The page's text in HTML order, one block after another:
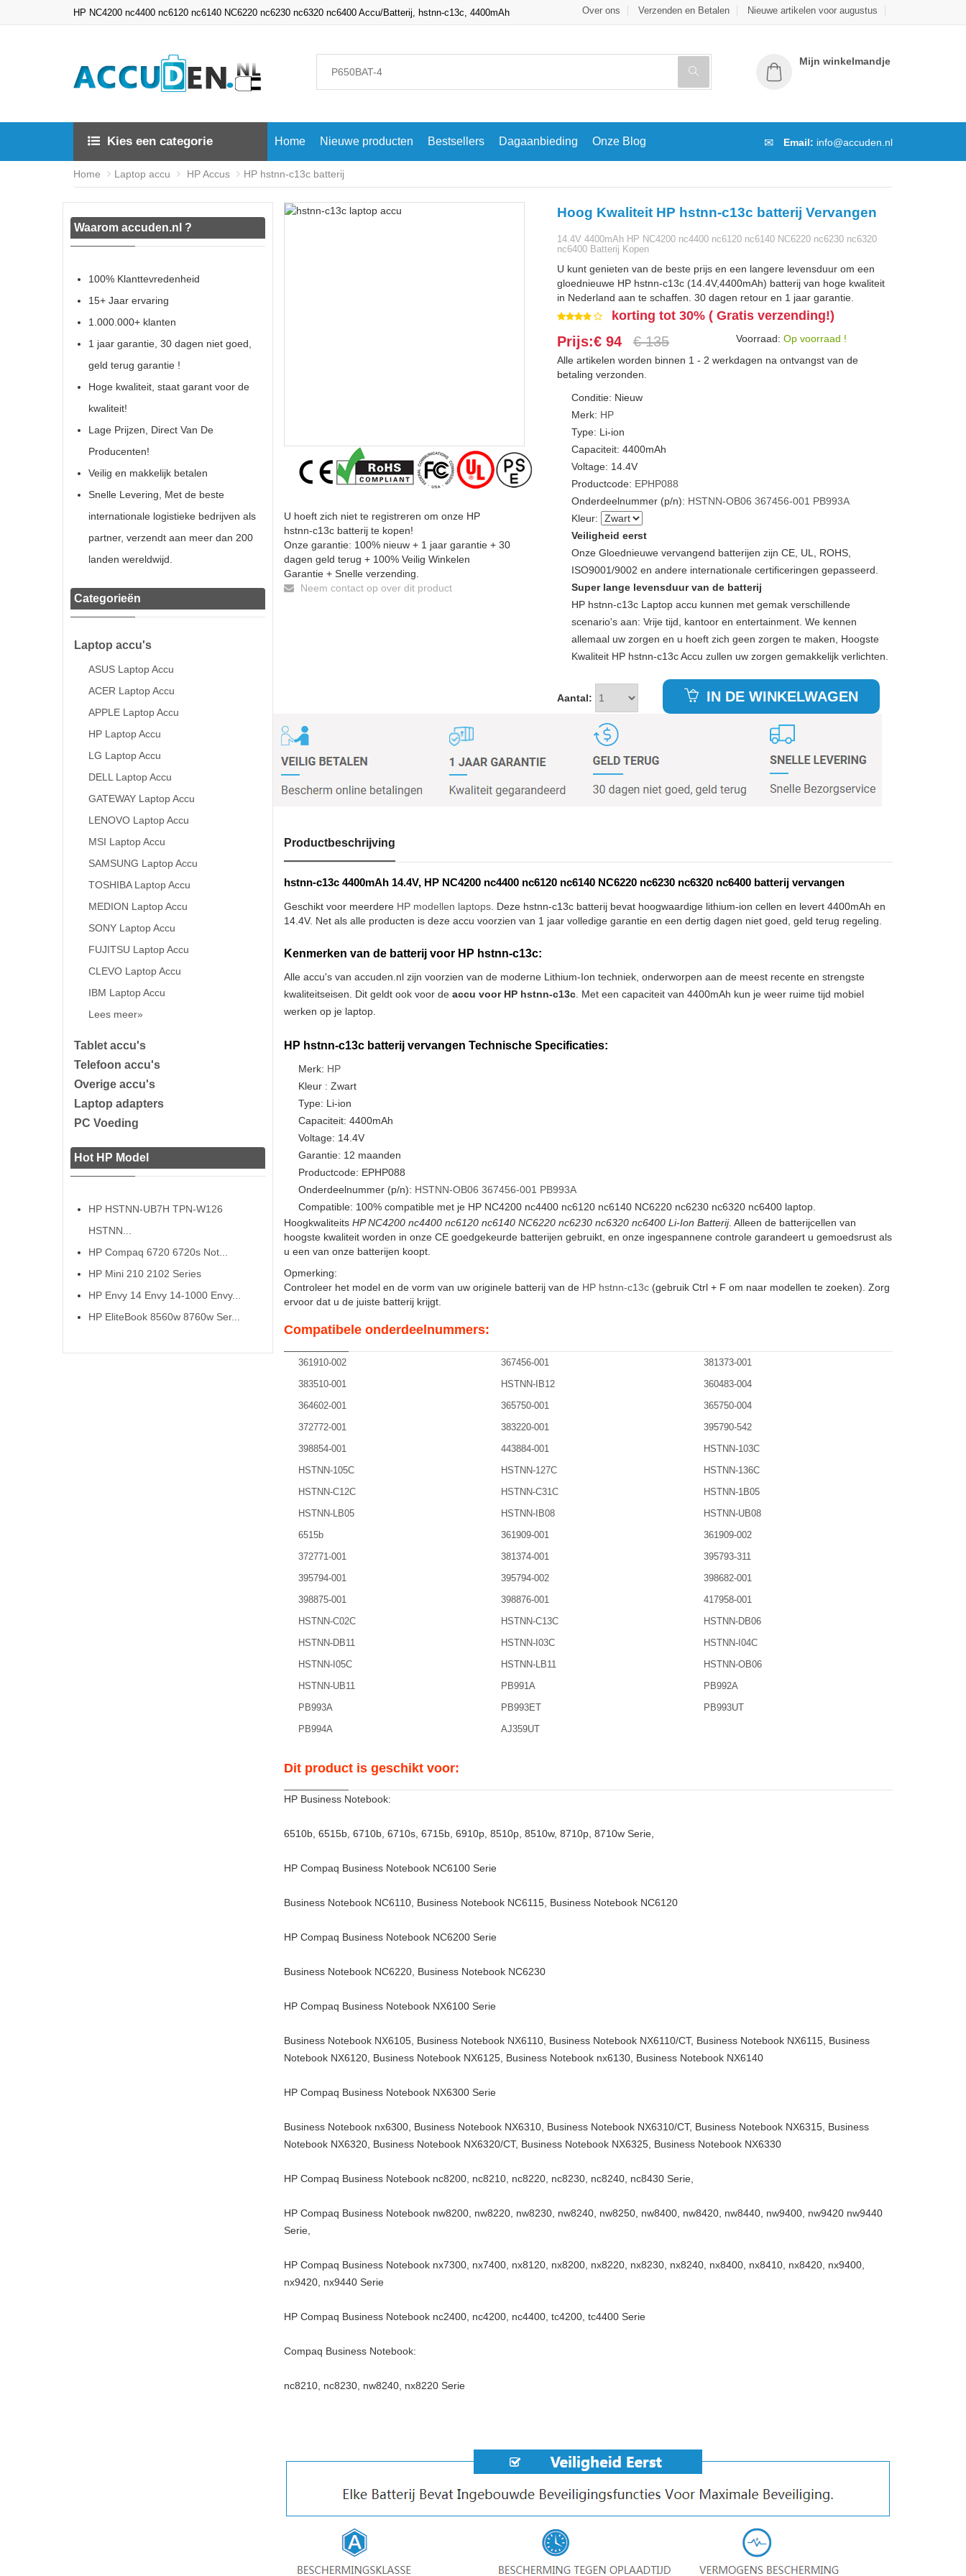
HP NC4200 nc4400 nc6120 nc6140 NC6220 nc6230 nc6320 nc6400 Accu/Batterij, hstnn-c13c, 4400mAh Over ons Verzenden en Betalen Nieuwe artikelen voor augustus
Mijn winkelmandje
Kies een categorie Home Nieuwe producten Bestsellers Dagaanbieding Onze Blog Email: info@accuden.nl
Home Laptop accu HP Accus HP hstnn-c13c batterij
Waarom accuden.nl ?
100% Klanttevredenheid
15+ Jaar ervaring
1.000.000+ klanten
1 jaar garantie, 30 dagen niet goed,
geld terug garantie !
Hoge kwaliteit, staat garant voor de
kwaliteit!
Lage Prijzen, Direct Van De
Producenten!
Veilig en makkelijk betalen
Snelle Levering, Met de beste
internationale logistieke bedrijven als
partner, verzendt aan meer dan 200
landen wereldwijd.
Categorieën
Laptop accu's
ASUS Laptop Accu
ACER Laptop Accu
APPLE Laptop Accu
HP Laptop Accu
LG Laptop Accu
DELL Laptop Accu
GATEWAY Laptop Accu
LENOVO Laptop Accu
MSI Laptop Accu
SAMSUNG Laptop Accu
TOSHIBA Laptop Accu
MEDION Laptop Accu
SONY Laptop Accu
FUJITSU Laptop Accu
CLEVO Laptop Accu
IBM Laptop Accu
Lees meer»
Tablet accu's
Telefoon accu's
Overige accu's
Laptop adapters
PC Voeding
Hot HP Model
HP HSTNN-UB7H TPN-W126
HSTNN...
HP Compaq 6720 6720s Not...
HP Mini 210 2102 Series
HP Envy 14 Envy 14-1000 Envy...
HP EliteBook 8560w 8760w Ser...
U hoeft zich niet te registreren om onze HP
hstnn-c13c batterij te kopen!
Onze garantie: 100% nieuw + 1 jaar garantie + 30
dagen geld terug + 100% Veilig Winkelen
Garantie + Snelle verzending.
Neem contact op over dit product
Hoog Kwaliteit HP hstnn-c13c batterij Vervangen
14.4V 4400mAh HP NC4200 nc4400 nc6120 nc6140 NC6220 nc6230 nc6320
nc6400 Batterij Kopen
U kunt genieten van de beste prijs en een langere levensduur om een
gloednieuwe HP hstnn-c13c (14.4V,4400mAh) batterij van hoge kwaliteit
in Nederland aan te schaffen. 30 dagen retour en 1 jaar garantie.
korting tot 30% ( Gratis verzending!)
Prijs:€ 94 € 135 Voorraad: Op voorraad !
Alle artikelen worden binnen 1 - 2 werkdagen na ontvangst van de
betaling verzonden.
Conditie: Nieuw
Merk: HP
Type: Li-ion
Capaciteit: 4400mAh
Voltage: 14.4V
Productcode: EPHP088
Onderdeelnummer (p/n): HSTNN-OB06 367456-001 PB993A
Kleur:
Veiligheid eerst
Onze Gloednieuwe vervangend batterijen zijn CE, UL, ROHS,
ISO9001/9002 en andere internationale certificeringen gepasseerd.
Super lange levensduur van de batterij
HP hstnn-c13c Laptop accu kunnen met gemak verschillende
scenario's aan: Vrije tijd, kantoor en entertainment. We kennen
allemaal uw zorgen en u hoeft zich geen zorgen te maken, Hoogste
Kwaliteit HP hstnn-c13c Accu zullen uw zorgen gemakkelijk verlichten.
Aantal: IN DE WINKELWAGEN
Productbeschrijving
hstnn-c13c 4400mAh 14.4V, HP NC4200 nc4400 nc6120 nc6140 NC6220 nc6230 nc6320 nc6400 batterij vervangen
Geschikt voor meerdere HP modellen laptops. Deze hstnn-c13c batterij bevat hoogwaardige lithium-ion cellen en levert 4400mAh en
14.4V. Net als alle producten is deze accu voorzien van 1 jaar volledige garantie en een dertig dagen niet goed, geld terug regeling.
Kenmerken van de batterij voor HP hstnn-c13c:
Alle accu's van accuden.nl zijn voorzien van de moderne Lithium-Ion techniek, onderworpen aan de meest recente en strengste
kwaliteitseisen. Dit geldt ook voor de accu voor HP hstnn-c13c. Met een capaciteit van 4400mAh kun je weer ruime tijd mobiel
werken op je laptop.
HP hstnn-c13c batterij vervangen Technische Specificaties:
Merk: HP
Kleur : Zwart
Type: Li-ion
Capaciteit: 4400mAh
Voltage: 14.4V
Garantie: 12 maanden
Productcode: EPHP088
Onderdeelnummer (p/n): HSTNN-OB06 367456-001 PB993A
Compatible: 100% compatible met je HP NC4200 nc4400 nc6120 nc6140 NC6220 nc6230 nc6320 nc6400 laptop.
Hoogkwaliteits HP NC4200 nc4400 nc6120 nc6140 NC6220 nc6230 nc6320 nc6400 Li-Ion Batterij. Alleen de batterijcellen van
hoogste kwaliteit worden in onze CE goedgekeurde batterijen gebruikt, en onze ingespannene controle garandeert u gemoedsrust als
u een van onze batterijen koopt.
Opmerking:
Controleer het model en de vorm van uw originele batterij van de HP hstnn-c13c(gebruik Ctrl + F om naar modellen te zoeken). Zorg
ervoor dat u de juiste batterij krijgt.
Compatibele onderdeelnummers:
361910-002 367456-001
381373-001
383510-001
HSTNN-IB12
360483-004
364602-001
365750-001
365750-004
372772-001
383220-001
395790-542
398854-001
443884-001
HSTNN-103C
HSTNN-105C
HSTNN-127C
HSTNN-136C
HSTNN-C12C
HSTNN-C31C
HSTNN-1B05
HSTNN-LB05
HSTNN-IB08
HSTNN-UB08
6515b
361909-001
361909-002
372771-001
381374-001
395793-311
395794-001
395794-002
398682-001
398875-001
398876-001
417958-001
HSTNN-C02C
HSTNN-C13C
HSTNN-DB06
HSTNN-DB11
HSTNN-I03C
HSTNN-I04C
HSTNN-I05C
HSTNN-LB11
HSTNN-OB06
HSTNN-UB11
PB991A
PB992A
PB993A
PB993ET
PB993UT
PB994A
AJ359UT
Dit product is geschikt voor:
HP Business Notebook:
6510b, 6515b, 6710b, 6710s, 6715b, 6910p, 8510p, 8510w, 8710p, 8710w Serie,
HP Compaq Business Notebook NC6100 Serie
Business Notebook NC6110, Business Notebook NC6115, Business Notebook NC6120
HP Compaq Business Notebook NC6200 Serie
Business Notebook NC6220, Business Notebook NC6230
HP Compaq Business Notebook NX6100 Serie
Business Notebook NX6105, Business Notebook NX6110, Business Notebook NX6110/CT, Business Notebook NX6115, Business
Notebook NX6120, Business Notebook NX6125, Business Notebook nx6130, Business Notebook NX6140
HP Compaq Business Notebook NX6300 Serie
Business Notebook nx6300, Business Notebook NX6310, Business Notebook NX6310/CT, Business Notebook NX6315, Business
Notebook NX6320, Business Notebook NX6320/CT, Business Notebook NX6325, Business Notebook NX6330
HP Compaq Business Notebook nc8200, nc8210, nc8220, nc8230, nc8240, nc8430 Serie,
HP Compaq Business Notebook nw8200, nw8220, nw8230, nw8240, nw8250, nw8400, nw8420, nw8440, nw9400, nw9420 nw9440
Serie,
HP Compaq Business Notebook nx7300, nx7400, nx8120, nx8200, nx8220, nx8230, nx8240, nx8400, nx8410, nx8420, nx9400,
nx9420, nx9440 Serie
HP Compaq Business Notebook nc2400, nc4200, nc4400, tc4200, tc4400 Serie
Compaq Business Notebook:
nc8210, nc8230, nw8240, nx8220 Serie